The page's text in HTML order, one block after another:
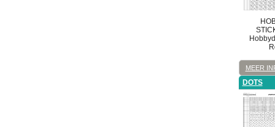
MEER
DOTS